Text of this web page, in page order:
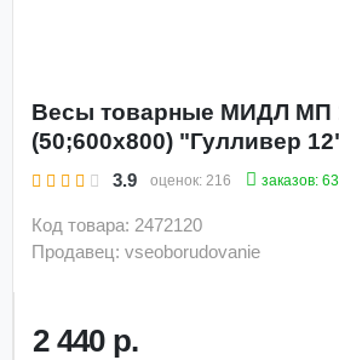
куплю весы напольные до 180
весы электронные напольные 1000 кг цены
весы электронные напольные до 100
напольные весы товарные цены
Весы товарные МИДЛ МП
(50;600х800) "Гулливер
3.9 оценок: 216 заказов:
Код товара: 2472120
Продавец: vseoborudovanie
2 440 р.